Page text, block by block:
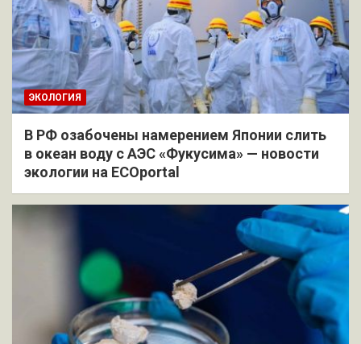
ЭКОЛОГИЯ
В РФ озабочены намерением Японии слить
в океан воду с АЭС «Фукусима» — новости
экологии на ECOportal